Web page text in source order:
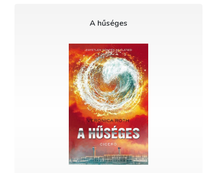
A hűséges